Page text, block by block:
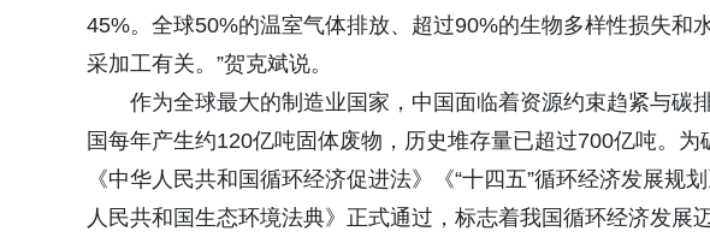
45%。全球50%的温室气体排放、超过90%的生物多样性损失和
采加工有关。”贺克斌说。
作为全球最大的制造业国家，中国面临着资源约束趋紧与碳
国每年产生约120亿吨固体废物，历史堆存量已超过700亿吨。
《中华人民共和国循环经济促进法》《“十四五”循环经济发展规
人民共和国生态环境法典》正式通过，标志着我国循环经济发展